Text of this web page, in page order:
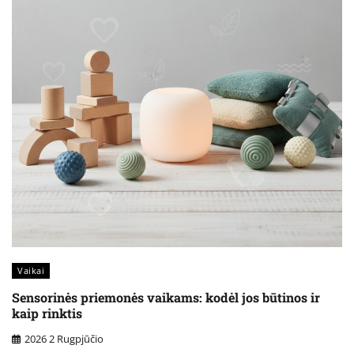
Vaikai
Sensorinės priemonės vaikams: kodėl jos būtinos ir
kaip rinktis
2026 2 Rugpjūčio